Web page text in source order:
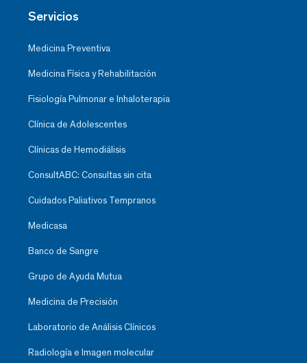
Servicios
Medicina Preventiva
Medicina Física y Rehabilitación
Fisiología Pulmonar e Inhaloterapia
Clínica de Adolescentes
Clínicas de Hemodiálisis
ConsultABC: Consultas sin cita
Cuidados Paliativos Tempranos
Medicasa
Banco de Sangre
Grupo de Ayuda Mutua
Medicina de Precisión
Laboratorio de Análisis Clínicos
Radiología e Imagen molecular